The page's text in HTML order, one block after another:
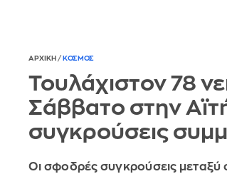
ΑΡΧΙΚΗ / ΚΟΣΜΟΣ
Τουλάχιστον 78
Σάββατο στην
συγκρούσεις
Οι σφοδρές συγκρούσεις μεταξύ